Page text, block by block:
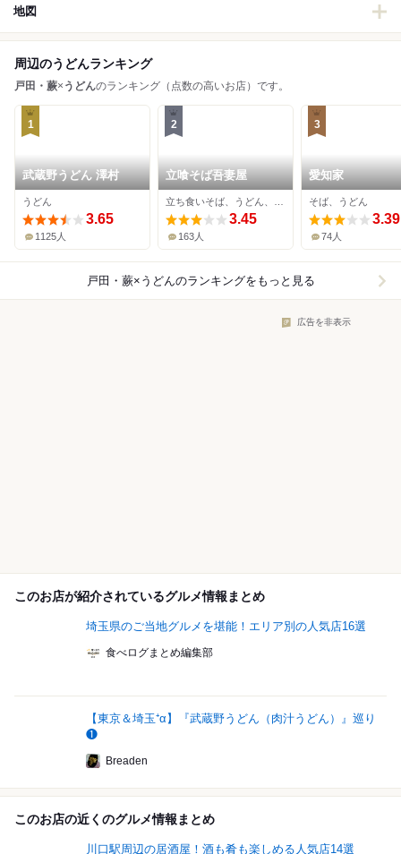
地図
周辺のうどんランキング
戸田・蕨× うどんのランキング（点数の高いお店）です。
1
武蔵野うどん 澤村
うどん
3.65
1125人
2
立喰そば吾妻屋
3.45
163人
3
愛知家
そば、うどん
3.39
74人
戸田・蕨×うどんのランキングをもっと見る
広告を非表示
このお店が紹介されているグルメ情報まとめ
埼玉県のご当地グルメを堪能！エリア別の人気店16選
食べログまとめ編集部
【東京＆埼玉⁺α】『武蔵野うどん（肉汁うどん）』巡り
❶
Breaden
このお店の近くのグルメ情報まとめ
川口駅周辺の居酒屋！酒も肴も楽しめる人気店14選